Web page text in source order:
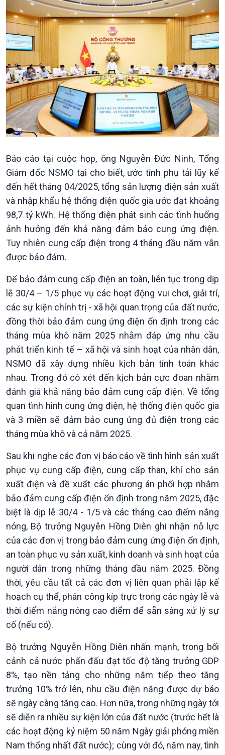
Thời sự 18h
Thời sự 21h30
Chuyên mục
Theo dòng Thời sự
Chính trị
Tin Chính trị
Chính phủ với người dân
Quốc hội với cử tri
Đảng trong cuộc sống
Nhận diện sự thật
Pháp luật và đời sống
Thế giới
Tin thế giới
Vấn đề quốc tế
Hồ sơ sự kiện quốc tế
Thế giới & Việt Nam
Biên cương - Một dải vững
bền
Kinh tế
Tin Kinh tế
Trước giờ mở cửa
Dòng chảy Kinh tế
Sức sống hàng Việt
Khởi nghiệp
Tuyên chiến với gian lận
thương mại
Nông nghiệp & Biển đảo
Tin Nông nghiệp & Biển
đảo
Mùa vàng
Biển đảo Việt Nam
Tâm tình biên giới và hải
đảo
Tìm hiểu biển, đảo Việt
Nam
Báo cáo tại cuộc họp, ông Nguyễn Đức Ninh, Tổng
Giám đốc NSMO tại cho biết, ước tính phụ tải lũy kế
đến hết tháng 04/2025, tổng sản lượng điện sản xuất
và nhập khẩu hệ thống điện quốc gia ước đạt khoảng
98,7 tỷ kWh. Hệ thống điện phát sinh các tình huống
ảnh hưởng đến khả năng đảm bảo cung ứng điện.
Tuy nhiên cung cấp điện trong 4 tháng đầu năm vẫn
được bảo đảm.
Để bảo đảm cung cấp điện an toàn, liên tục trong dịp
lễ 30/4 – 1/5 phục vụ các hoạt động vui chơi, giải trí,
các sự kiện chính trị - xã hội quan trọng của đất nước,
đồng thời bảo đảm cung ứng điện ổn định trong các
tháng mùa khô năm 2025 nhằm đáp ứng nhu cầu
phát triển kinh tế – xã hội và sinh hoạt của nhân dân,
NSMO đã xây dựng nhiều kịch bản tính toán khác
nhau. Trong đó có xét đến kịch bản cực đoan nhằm
đánh giá khả năng bảo đảm cung cấp điện. Về tổng
quan tình hình cung ứng điện, hệ thống điện quốc gia
và 3 miền sẽ đảm bảo cung ứng đủ điện trong các
tháng mùa khô và cả năm 2025.
Sau khi nghe các đơn vị báo cáo về tình hình sản xuất
phục vụ cung cấp điện, cung cấp than, khí cho sản
xuất điện và đề xuất các phương án phối hợp nhằm
bảo đảm cung cấp điện ổn định trong năm 2025, đặc
biệt là dịp lễ 30/4 - 1/5 và các tháng cao điểm nắng
nóng, Bộ trưởng Nguyễn Hồng Diên ghi nhận nỗ lực
của các đơn vị trong bảo đảm cung ứng điện ổn định,
an toàn phục vụ sản xuất, kinh doanh và sinh hoạt của
người dân trong những tháng đầu năm 2025. Đồng
thời, yêu cầu tất cả các đơn vị liên quan phải lập kế
hoạch cụ thể, phân công kíp trực trong các ngày lễ và
thời điểm nắng nóng cao điểm để sẵn sàng xử lý sự
cố (nếu có).
Bộ trưởng Nguyễn Hồng Diên nhấn mạnh, trong bối
cảnh cả nước phấn đấu đạt tốc độ tăng trưởng GDP
8%, tạo nền tảng cho những năm tiếp theo tăng
trưởng 10% trở lên, nhu cầu điện năng được dự báo
sẽ ngày càng tăng cao. Hơn nữa, trong những ngày tới
sẽ diễn ra nhiều sự kiện lớn của đất nước (trước hết là
các hoạt động kỷ niệm 50 năm Ngày giải phóng miền
Nam thống nhất đất nước); cùng với đó, năm nay, tình